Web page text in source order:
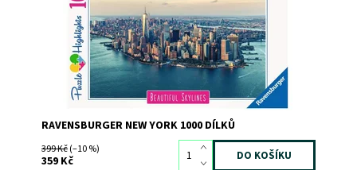
RAVENSBURGER NEW YORK 1000 DÍLKŮ
399 Kč(–10 %)
359 Kč